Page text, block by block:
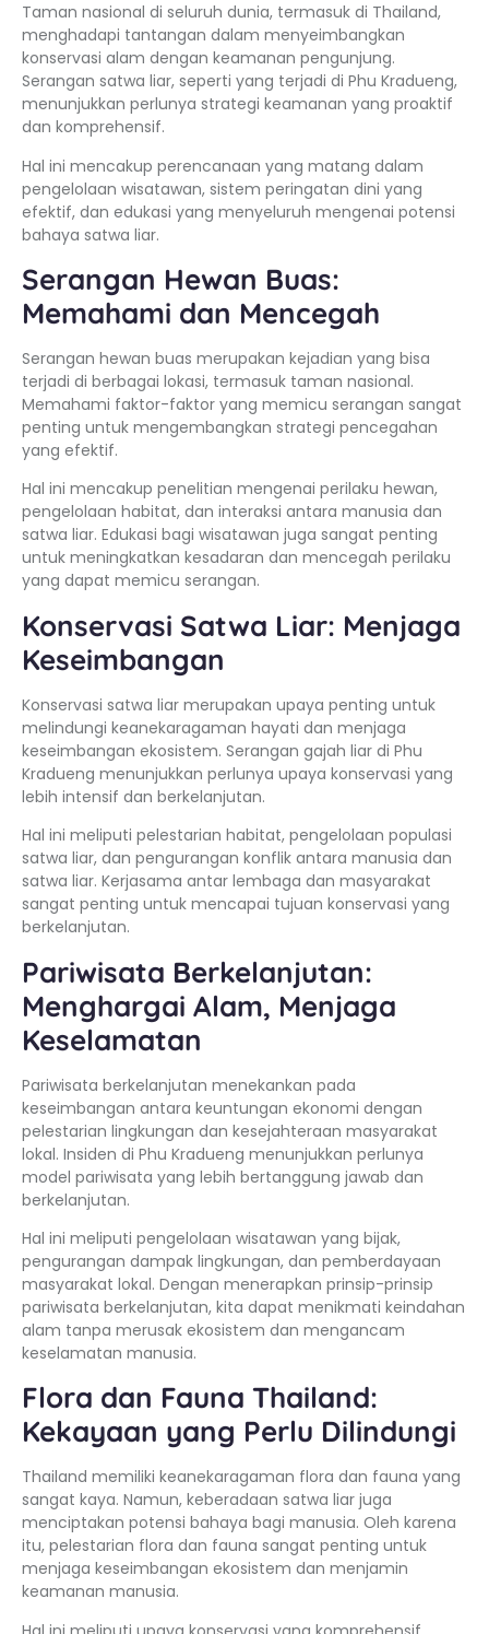
Taman nasional di seluruh dunia, termasuk di Thailand,
menghadapi tantangan dalam menyeimbangkan
konservasi alam dengan keamanan pengunjung.
Serangan satwa liar, seperti yang terjadi di Phu Kradueng,
menunjukkan perlunya strategi keamanan yang proaktif
dan komprehensif.
Hal ini mencakup perencanaan yang matang dalam
pengelolaan wisatawan, sistem peringatan dini yang
efektif, dan edukasi yang menyeluruh mengenai potensi
bahaya satwa liar.
Serangan Hewan Buas:
Memahami dan Mencegah
Serangan hewan buas merupakan kejadian yang bisa
terjadi di berbagai lokasi, termasuk taman nasional.
Memahami faktor-faktor yang memicu serangan sangat
penting untuk mengembangkan strategi pencegahan
yang efektif.
Hal ini mencakup penelitian mengenai perilaku hewan,
pengelolaan habitat, dan interaksi antara manusia dan
satwa liar. Edukasi bagi wisatawan juga sangat penting
untuk meningkatkan kesadaran dan mencegah perilaku
yang dapat memicu serangan.
Konservasi Satwa Liar: Menjaga
Keseimbangan
Konservasi satwa liar merupakan upaya penting untuk
melindungi keanekaragaman hayati dan menjaga
keseimbangan ekosistem. Serangan gajah liar di Phu
Kradueng menunjukkan perlunya upaya konservasi yang
lebih intensif dan berkelanjutan.
Hal ini meliputi pelestarian habitat, pengelolaan populasi
satwa liar, dan pengurangan konflik antara manusia dan
satwa liar. Kerjasama antar lembaga dan masyarakat
sangat penting untuk mencapai tujuan konservasi yang
berkelanjutan.
Pariwisata Berkelanjutan:
Menghargai Alam, Menjaga
Keselamatan
Pariwisata berkelanjutan menekankan pada
keseimbangan antara keuntungan ekonomi dengan
pelestarian lingkungan dan kesejahteraan masyarakat
lokal. Insiden di Phu Kradueng menunjukkan perlunya
model pariwisata yang lebih bertanggung jawab dan
berkelanjutan.
Hal ini meliputi pengelolaan wisatawan yang bijak,
pengurangan dampak lingkungan, dan pemberdayaan
masyarakat lokal. Dengan menerapkan prinsip-prinsip
pariwisata berkelanjutan, kita dapat menikmati keindahan
alam tanpa merusak ekosistem dan mengancam
keselamatan manusia.
Flora dan Fauna Thailand:
Kekayaan yang Perlu Dilindungi
Thailand memiliki keanekaragaman flora dan fauna yang
sangat kaya. Namun, keberadaan satwa liar juga
menciptakan potensi bahaya bagi manusia. Oleh karena
itu, pelestarian flora dan fauna sangat penting untuk
menjaga keseimbangan ekosistem dan menjamin
keamanan manusia.